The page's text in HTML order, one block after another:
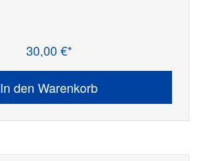
30,00 €*
In den Warenkorb